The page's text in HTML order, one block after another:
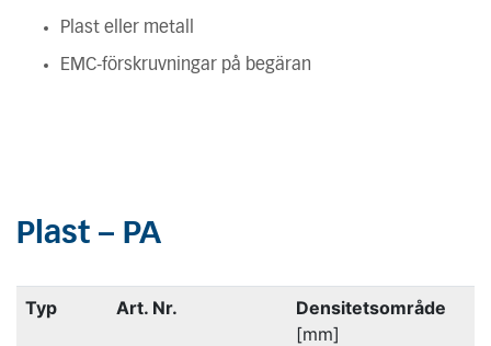
Plast eller metall
EMC-förskruvningar på begäran
Plast – PA
Typ Art. Nr.
Densitetsområde
[mm]